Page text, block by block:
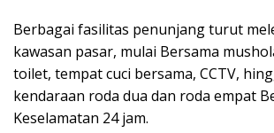
Berbagai fasilitas penunjang turut
kawasan pasar, mulai Bersama
toilet, tempat cuci bersama, CCTV,
kendaraan roda dua dan roda empat
Keselamatan 24 jam.